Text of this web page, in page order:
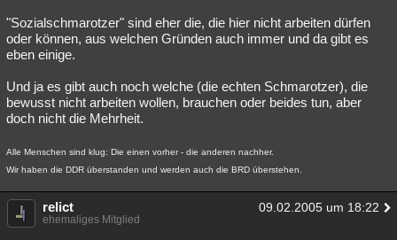
"Sozialschmarotzer" sind eher die, die hier nicht arbeiten dürfen
oder können, aus welchen Gründen auch immer und da gibt es
eben einige.
Und ja es gibt auch noch welche (die echten Schmarotzer), die
bewusst nicht arbeiten wollen, brauchen oder beides tun, aber
doch nicht die Mehrheit.
Alle Menschen sind klug: Die einen vorher - die anderen nachher.
Wir haben die DDR überstanden und werden auch die BRD überstehen.
relict 09.02.2005 um 18:22
ehemaliges Mitglied